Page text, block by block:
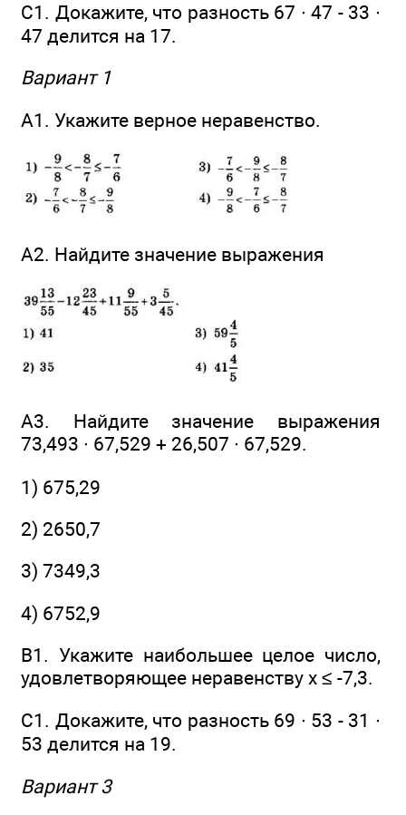
С1. Докажите, что разность 67 ∙ 47 - 33 ∙
47 делится на 17.
Вариант 1
А1. Укажите верное неравенство.
А2. Найдите значение выражения
А3. Найдите значение выражения
73,493 ∙ 67,529 + 26,507 ∙ 67,529.
1) 675,29
2) 2650,7
3) 7349,3
4) 6752,9
В1. Укажите наибольшее целое число,
удовлетворяющее неравенству х ≤ -7,3.
С1. Докажите, что разность 69 ∙ 53 - 31 ∙
53 делится на 19.
Вариант 3